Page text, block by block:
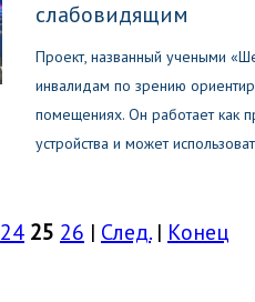
слабовидящим
Проект, названный учеными
инвалидам по зрению
помещениях. Он работает как
устройства и может
24 25 26 | След.| Конец